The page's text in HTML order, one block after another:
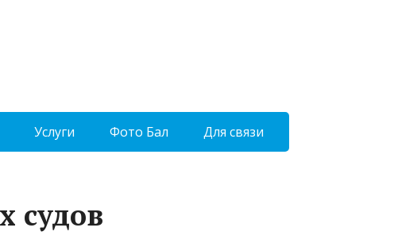
Услуги Фото Бал Для связи
судов